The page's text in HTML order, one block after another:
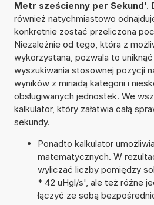
Metr sześcienny per Sekund'.
również natychmiastowo
konkretnie zostać przeliczona
Niezależnie od tego, która z
wykorzystana, pozwala to
wyszukiwania stosownej pozycji
wyników z miriadą kategorii i
obsługiwanych jednostek. We
kalkulator, który załatwia całą
sekundy.
Ponadto kalkulator
matematycznych. W
wyliczać liczby pomiędzy
* 42 uHgl/s', ale też różne
łączyć ze sobą